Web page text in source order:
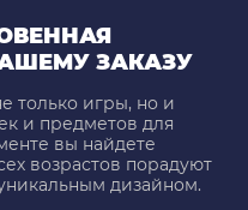
ЗАКАЗУ
только игры, но и
и предметов для
вы найдете
возрастов порадуют
дизайном.